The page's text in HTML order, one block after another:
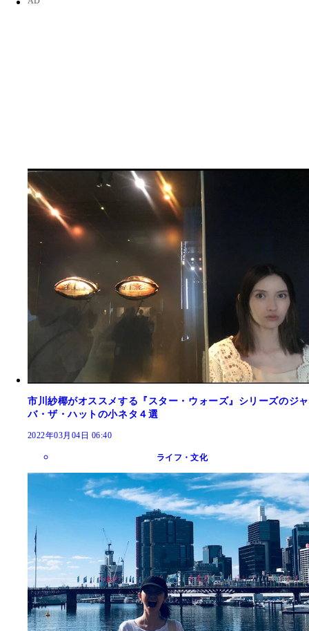
市川紗椰がオススメする『スター・ウォーズ』シリーズのジャ
バ・ザ・ハットの小ネタ４選
2022年03月04日 06:40
ライフ・文化